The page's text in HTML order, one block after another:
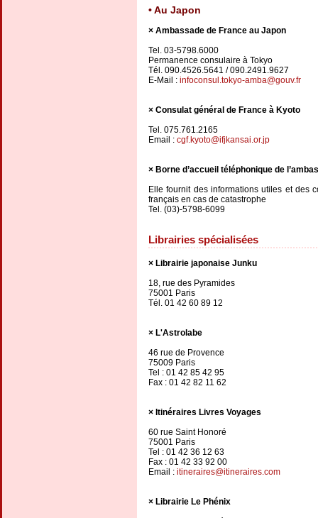
Au Japon
Ambassade de France au Japon
Tel. 03-5798.6000
Permanence consulaire à Tokyo
Tél. 090.4526.5641 / 090.2491.9627
E-Mail : infoconsul.tokyo-amba@gouv.fr
Consulat général de France à Kyoto
Tel. 075.761.2165
Email : cgf.kyoto@ifjkansai.or.jp
Borne d’accueil téléphonique de
Elle fournit des informations utiles et des
français en cas de catastrophe
Tel. (03)-5798-6099
Librairies spécialisées
Librairie japonaise Junku
18, rue des Pyramides
75001 Paris
Tél. 01 42 60 89 12
L'Astrolabe
46 rue de Provence
75009 Paris
Tel : 01 42 85 42 95
Fax : 01 42 82 11 62
Itinéraires Livres Voyages
60 rue Saint Honoré
75001 Paris
Tel : 01 42 36 12 63
Fax : 01 42 33 92 00
Email : itineraires@itineraires.com
Librairie Le Phénix